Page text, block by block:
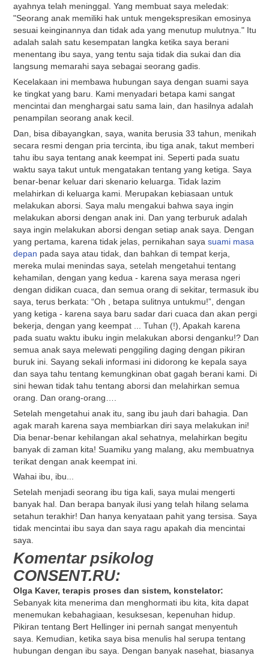
ayahnya telah meninggal. Yang membuat saya meledak:
"Seorang anak memiliki hak untuk mengekspresikan emosinya
sesuai keinginannya dan tidak ada yang menutup mulutnya." Itu
adalah salah satu kesempatan langka ketika saya berani
menentang ibu saya, yang tentu saja tidak dia sukai dan dia
langsung memarahi saya sebagai seorang gadis.
Kecelakaan ini membawa hubungan saya dengan suami saya
ke tingkat yang baru. Kami menyadari betapa kami sangat
mencintai dan menghargai satu sama lain, dan hasilnya adalah
penampilan seorang anak kecil.
Dan, bisa dibayangkan, saya, wanita berusia 33 tahun, menikah
secara resmi dengan pria tercinta, ibu tiga anak, takut memberi
tahu ibu saya tentang anak keempat ini. Seperti pada suatu
waktu saya takut untuk mengatakan tentang yang ketiga. Saya
benar-benar keluar dari skenario keluarga. Tidak lazim
melahirkan di keluarga kami. Merupakan kebiasaan untuk
melakukan aborsi. Saya malu mengakui bahwa saya ingin
melakukan aborsi dengan anak ini. Dan yang terburuk adalah
saya ingin melakukan aborsi dengan setiap anak saya. Dengan
yang pertama, karena tidak jelas, pernikahan saya suami masa
depan pada saya atau tidak, dan bahkan di tempat kerja,
mereka mulai menindas saya, setelah mengetahui tentang
kehamilan, dengan yang kedua - karena saya merasa ngeri
dengan didikan cuaca, dan semua orang di sekitar, termasuk ibu
saya, terus berkata: “Oh , betapa sulitnya untukmu!”, dengan
yang ketiga - karena saya baru sadar dari cuaca dan akan pergi
bekerja, dengan yang keempat ... Tuhan (!), Apakah karena
pada suatu waktu ibuku ingin melakukan aborsi denganku!? Dan
semua anak saya melewati penggiling daging dengan pikiran
buruk ini. Sayang sekali informasi ini didorong ke kepala saya
dan saya tahu tentang kemungkinan obat gagah berani kami. Di
sini hewan tidak tahu tentang aborsi dan melahirkan semua
orang. Dan orang-orang….
Setelah mengetahui anak itu, sang ibu jauh dari bahagia. Dan
agak marah karena saya membiarkan diri saya melakukan ini!
Dia benar-benar kehilangan akal sehatnya, melahirkan begitu
banyak di zaman kita! Suamiku yang malang, aku membuatnya
terikat dengan anak keempat ini.
Wahai ibu, ibu...
Setelah menjadi seorang ibu tiga kali, saya mulai mengerti
banyak hal. Dan berapa banyak ilusi yang telah hilang selama
setahun terakhir! Dan hanya kenyataan pahit yang tersisa. Saya
tidak mencintai ibu saya dan saya ragu apakah dia mencintai
saya.
Komentar psikolog
CONSENT.RU:
Olga Kaver, terapis proses dan sistem, konstelator:
Sebanyak kita menerima dan menghormati ibu kita, kita dapat
menemukan kebahagiaan, kesuksesan, kepenuhan hidup.
Pikiran tentang Bert Hellinger ini pernah sangat menyentuh
saya. Kemudian, ketika saya bisa menulis hal serupa tentang
hubungan dengan ibu saya. Dengan banyak nasehat, biasanya